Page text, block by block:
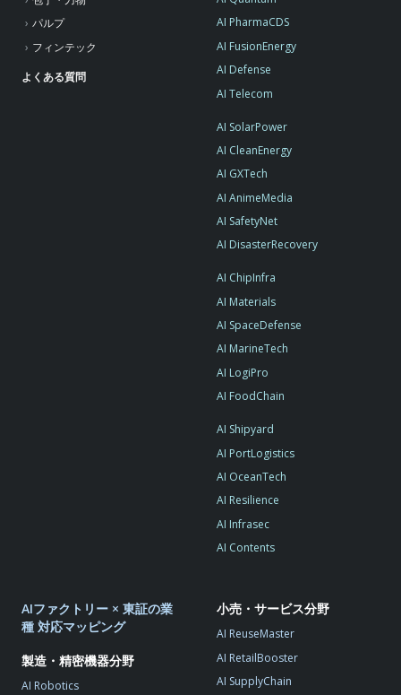
パルプ
フィンテック
よくある質問
AI PharmaCDS
AI FusionEnergy
AI Defense
AI Telecom
AI SolarPower
AI CleanEnergy
AI GXTech
AI AnimeMedia
AI SafetyNet
AI DisasterRecovery
AI ChipInfra
AI Materials
AI SpaceDefense
AI MarineTech
AI LogiPro
AI FoodChain
AI Shipyard
AI PortLogistics
AI OceanTech
AI Resilience
AI Infrasec
AI Contents
AIファクトリー × 東証の業
種 対応マッピング
製造・精密機器分野
AI Robotics
小売・サービス分野
AI ReuseMaster
AI RetailBooster
AI SupplyChain